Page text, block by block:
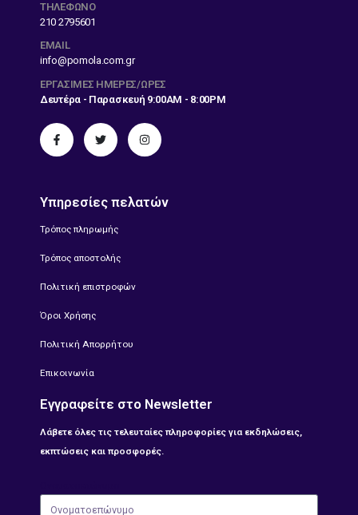
ΤΗΛΕΦΩΝΟ
210 2795601
EMAIL
info@pomola.com.gr
ΕΡΓΆΣΙΜΕΣ ΗΜΈΡΕΣ/ΏΡΕΣ
Δευτέρα - Παρασκευή 9:00AM - 8:00PM
Υπηρεσίες πελατών
Τρόπος πληρωμής
Τρόπος αποστολής
Πολιτική επιστροφών
Όροι Χρήσης
Πολιτική Απορρήτου
Επικοινωνία
Εγγραφείτε στο Newsletter
Λάβετε όλες τις τελευταίες πληροφορίες για εκδηλώσεις,
εκπτώσεις και προσφορές.